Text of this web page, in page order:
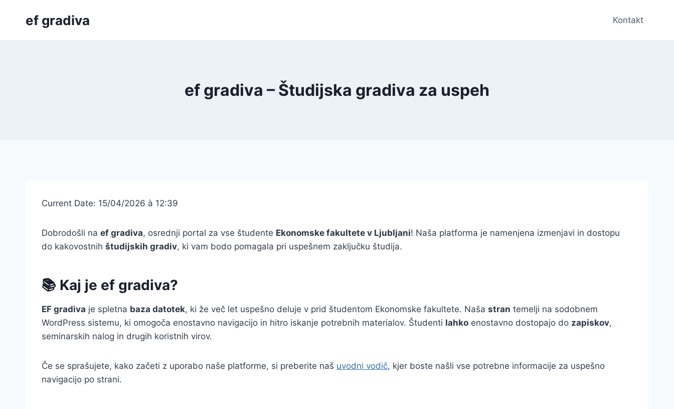
ef gradiva Kontakt
ef gradiva – Študijska gradiva za uspeh
Current Date: 15/04/2026 à 12:39
Dobrodošli na ef gradiva, osrednji portal za vse študente Ekonomske fakultete v Ljubljani! Naša platforma je namenjena izmenjavi in dostopu
do kakovostnih študijskih gradiv, ki vam bodo pomagala pri uspešnem zaključku študija.
📚 Kaj je ef gradiva?
EF gradiva je spletna baza datotek, ki že več let uspešno deluje v prid študentom Ekonomske fakultete. Naša stran temelji na sodobnem
WordPress sistemu, ki omogoča enostavno navigacijo in hitro iskanje potrebnih materialov. Študenti lahko enostavno dostopajo do zapiskov,
seminarskih nalog in drugih koristnih virov.
Če se sprašujete, kako začeti z uporabo naše platforme, si preberite naš uvodni vodič, kjer boste našli vse potrebne informacije za uspešno
navigacijo po strani.